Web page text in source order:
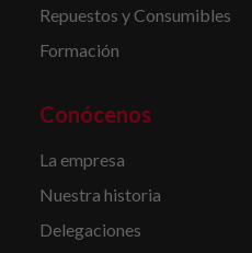
Repuestos y Consumibles
Formación
Conócenos
La empresa
Nuestra historia
Delegaciones